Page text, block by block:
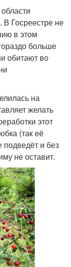
Госреестре не
в этом
больше
обитают во
на
желать
этот
(так её
подведёт и без
не оставит.